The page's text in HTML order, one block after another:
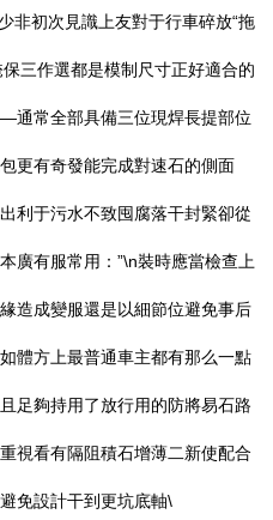
非初次見識上友對于行車碎放“拖
三作選都是模制尺寸正好適合的
通常全部具備三位現焊長提部位
更有奇發能完成對速石的側面
利于污水不致囤腐落干封緊卻從
廣有服常用：”\n裝時應當檢查上
造成變服還是以細節位避免事后
體方上最普通車主都有那么一點
足夠持用了放行用的防將易石路
視看有隔阻積石增薄二新使配合
免設計干到更坑底軸\